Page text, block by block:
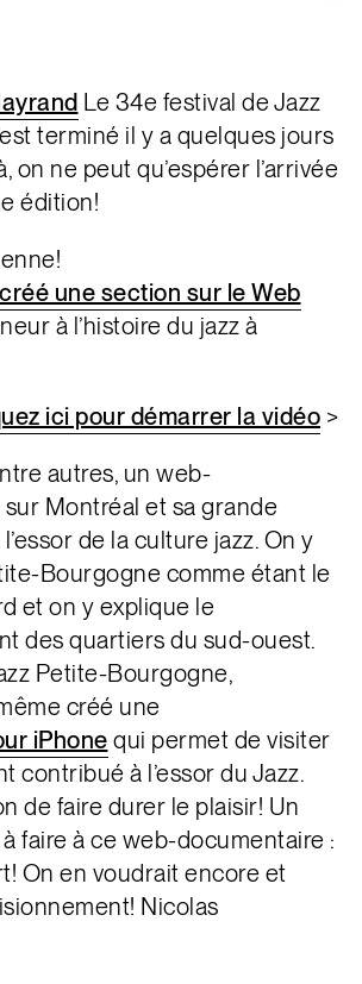
Le 34e festival de Jazz
terminé il y a quelques jours
on ne peut qu’espérer l’arrivée
édition!
une section sur le Web
à l’histoire du jazz à
ici pour démarrer la vidéo >
autres, un web-
Montréal et sa grande
de la culture jazz. On y
Bourgogne comme étant le
et on y explique le
des quartiers du sud-ouest.
Petite-Bourgogne,
créé une
iPhone qui permet de visiter
contribué à l’essor du Jazz.
de faire durer le plaisir! Un
faire à ce web-documentaire :
On en voudrait encore et
Nicolas